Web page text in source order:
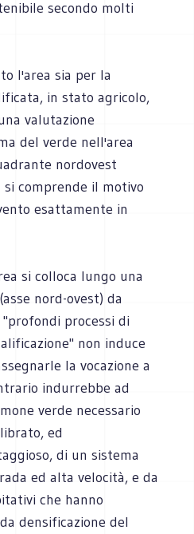
secondo molti
l'area sia per la
in stato agricolo,
valutazione
del verde nell'area
nordovest
comprende il motivo
esattamente in
si colloca lungo una
nord-ovest) da
processi di
non induce
la vocazione a
indurrebbe ad
verde necessario
ed
di un sistema
ed alta velocità, e da
che hanno
densificazione del